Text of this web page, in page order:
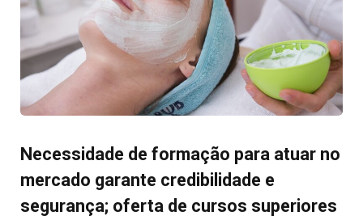
Necessidade de formação para atuar no
mercado garante credibilidade e
segurança; oferta de cursos superiores